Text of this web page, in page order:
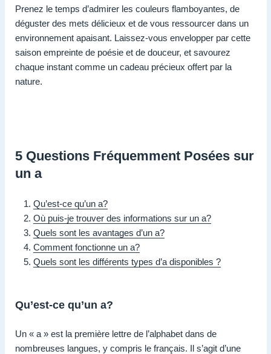
Prenez le temps d’admirer les couleurs flamboyantes, de
déguster des mets délicieux et de vous ressourcer dans un
environnement apaisant. Laissez-vous envelopper par cette
saison empreinte de poésie et de douceur, et savourez
chaque instant comme un cadeau précieux offert par la
nature.
5 Questions Fréquemment Posées sur
un a
Qu’est-ce qu’un a?
Où puis-je trouver des informations sur un a?
Quels sont les avantages d’un a?
Comment fonctionne un a?
Quels sont les différents types d’a disponibles ?
Qu’est-ce qu’un a?
Un « a » est la première lettre de l’alphabet dans de
nombreuses langues, y compris le français. Il s’agit d’une